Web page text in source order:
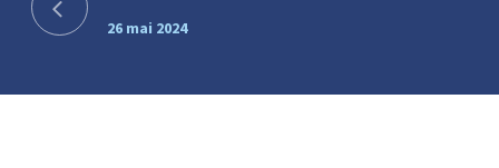
26 mai 2024